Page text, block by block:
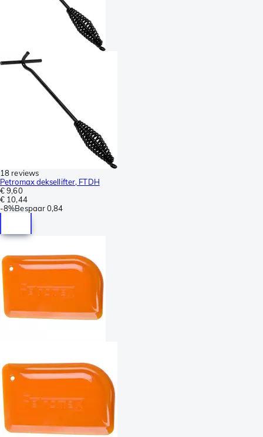
18 reviews
Petromax deksellifter, FTDH
€ 9,60
€ 10,44
-8%Bespaar0,84